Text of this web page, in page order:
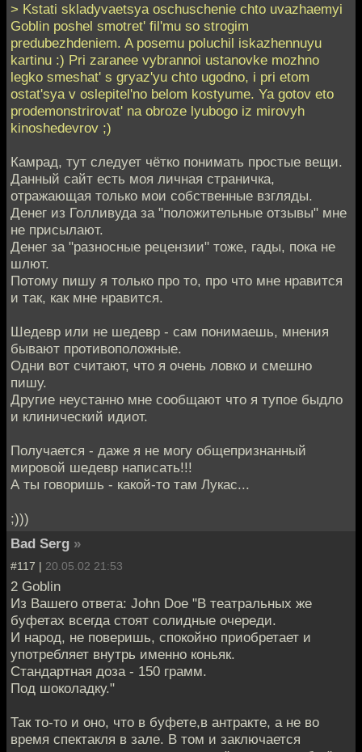
> Kstati skladyvaetsya oschuschenie chto uvazhaemyi
Goblin poshel smotret' fil'mu so strogim
predubezhdeniem. A posemu poluchil iskazhennuyu
kartinu :) Pri zaranee vybrannoi ustanovke mozhno
legko smeshat' s gryaz'yu chto ugodno, i pri etom
ostat'sya v oslepitel'no belom kostyume. Ya gotov eto
prodemonstrirovat' na obroze lyubogo iz mirovyh
kinoshedevrov ;)
Камрад, тут следует чётко понимать простые вещи.
Данный сайт есть моя личная страничка,
отражающая только мои собственные взгляды.
Денег из Голливуда за "положительные отзывы" мне
не присылают.
Денег за "разносные рецензии" тоже, гады, пока не
шлют.
Потому пишу я только про то, про что мне нравится
и так, как мне нравится.
Шедевр или не шедевр - сам понимаешь, мнения
бывают противоположные.
Одни вот считают, что я очень ловко и смешно
пишу.
Другие неустанно мне сообщают что я тупое быдло
и клинический идиот.
Получается - даже я не могу общепризнанный
мировой шедевр написать!!!
А ты говоришь - какой-то там Лукас...
;)))
Bad Serg »
#117 | 20.05.02 21:53
2 Goblin
Из Вашего ответа: John Doe "В театральных же
буфетах всегда стоят солидные очереди.
И народ, не поверишь, спокойно приобретает и
употребляет внутрь именно коньяк.
Стандартная доза - 150 грамм.
Под шоколадку."
Так то-то и оно, что в буфете,в антракте, а не во
время спектакля в зале. В том и заключается